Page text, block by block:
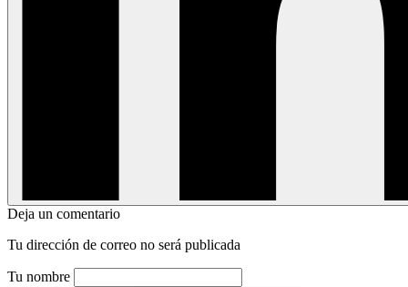
Deja un comentario
Tu dirección de correo no será publicada
Tu nombre